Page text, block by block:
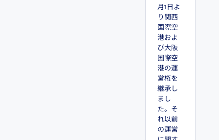
月1日よ
り関西
国際空
港およ
び大阪
国際空
港の運
営権を
継承し
まし
た。そ
れ以前
の運営